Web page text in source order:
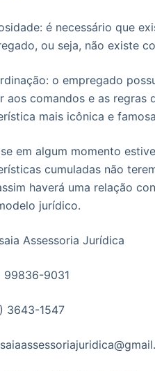
é necessário que
ou seja, não existe
o empregado
aos comandos e as
mais icônica e
em algum momento
cumuladas não
haverá uma relação
jurídico.
Assessoria Jurídica
99836-9031
1547